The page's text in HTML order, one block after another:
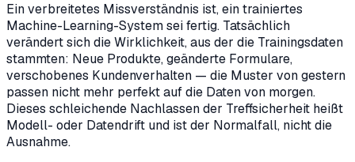
Ein verbreitetes Missverständnis ist, ein trainiertes
Machine-Learning-System sei fertig. Tatsächlich
verändert sich die Wirklichkeit, aus der die Trainingsdaten
stammten: Neue Produkte, geänderte Formulare,
verschobenes Kundenverhalten — die Muster von gestern
passen nicht mehr perfekt auf die Daten von morgen.
Dieses schleichende Nachlassen der Treffsicherheit heißt
Modell- oder Datendrift und ist der Normalfall, nicht die
Ausnahme.